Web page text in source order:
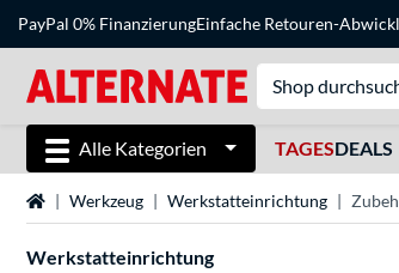
PayPal 0% FinanzierungEinfache Retouren-
Alle Kategorien TAGESDEALS
StartseiteWerkzeug Werkstatteinrichtung
Werkstatteinrichtung